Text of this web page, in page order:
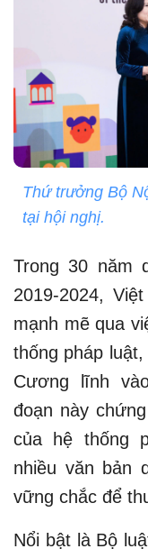
Thứ trưởng Bộ
tại hội nghị.
Trong 30 năm
2019-2024,
mạnh mẽ qua
thống pháp
Cương lĩnh
đoạn này
của hệ thống
nhiều văn bản
vững chắc để
Nổi bật là Bộ